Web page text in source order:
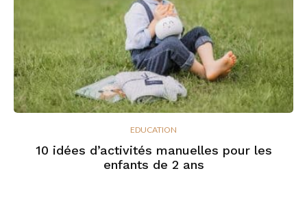
EDUCATION
10 idées d’activités manuelles pour les
enfants de 2 ans